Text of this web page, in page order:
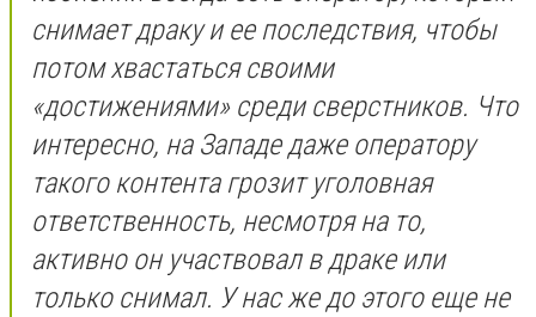
снимает драку и ее последствия, чтобы
потом хвастаться своими
«достижениями» среди сверстников. Что
интересно, на Западе даже оператору
такого контента грозит уголовная
ответственность, несмотря на то,
активно он участвовал в драке или
только снимал. У нас же до этого еще не